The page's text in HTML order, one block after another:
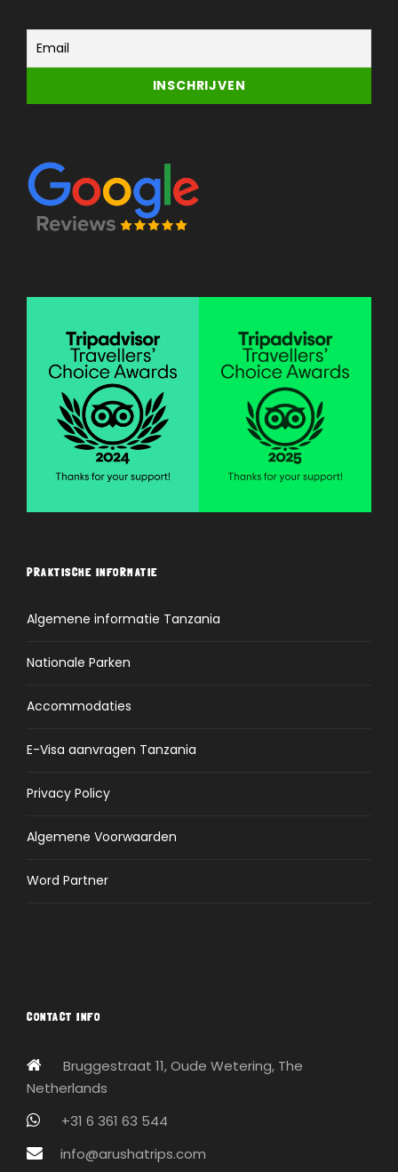
PRAKTISCHE INFORMATIE
Algemene informatie Tanzania
Nationale Parken
Accommodaties
E-Visa aanvragen Tanzania
Privacy Policy
Algemene Voorwaarden
Word Partner
CONTACT INFO
Bruggestraat 11, Oude Wetering, The
Netherlands
+31 6 361 63 544
info@arushatrips.com